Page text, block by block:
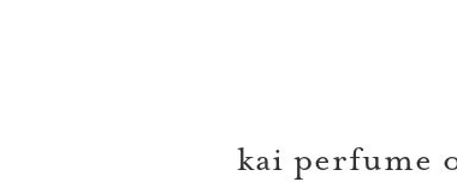
kai perfume